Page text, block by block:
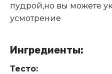
пудрой,но вы можете
усмотрение
Ингредиенты:
Тесто: